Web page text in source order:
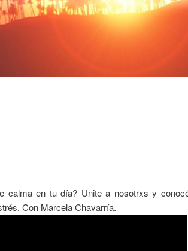
calma en tu día? Unite a nosotrxs y
Con Marcela Chavarría.